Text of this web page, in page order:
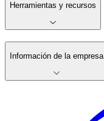
Herramientas y recursos
Información de la empresa